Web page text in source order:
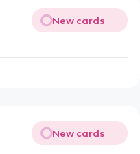
New cards
New cards